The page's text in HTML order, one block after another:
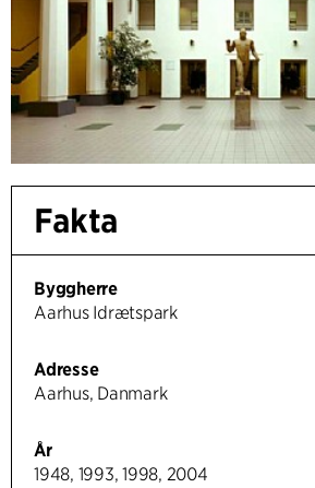
Fakta
Byggherre
Aarhus Idrætspark
Adresse
Aarhus, Danmark
År
1948, 1993, 1998, 2004